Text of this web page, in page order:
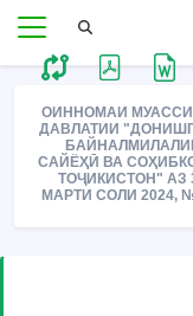
ОИННОМАИ
ДАВЛАТИИ
САЙЁҲӢ ВА
ТОҶИКИСТОН" АЗ
МАРТИ СОЛИ 2024,